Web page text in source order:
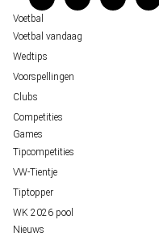
Over ons
Voetbal
Voetbal vandaag
Wedtips
Voorspellingen
Clubs
Competities
Games
Tipcompetities
VW-Tientje
Tiptopper
WK 2026 pool
Nieuws